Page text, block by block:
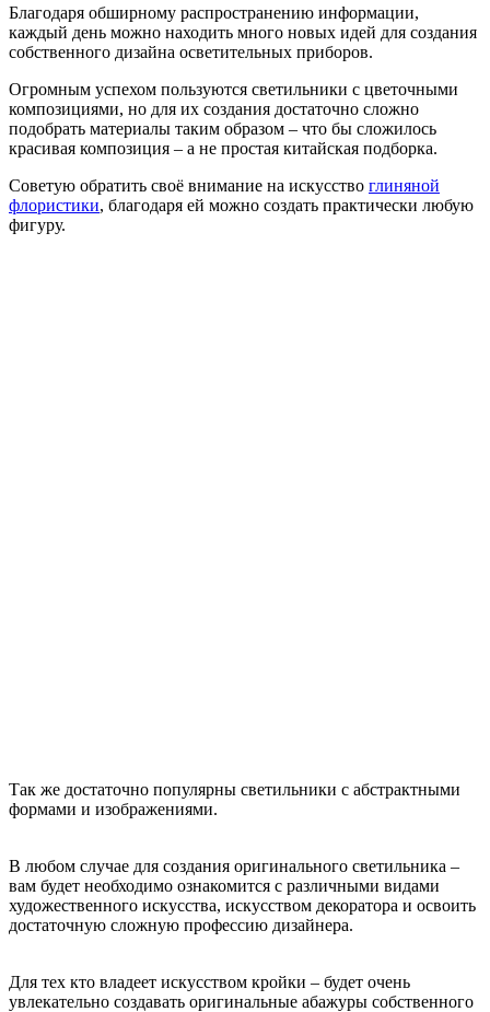
Благодаря обширному распространению информации,
каждый день можно находить много новых идей для создания
собственного дизайна осветительных приборов.
Огромным успехом пользуются светильники с цветочными
композициями, но для их создания достаточно сложно
подобрать материалы таким образом – что бы сложилось
красивая композиция – а не простая китайская подборка.
Советую обратить своё внимание на искусство глиняной
флористики, благодаря ей можно создать практически любую
фигуру.
Так же достаточно популярны светильники с абстрактными
формами и изображениями.
В любом случае для создания оригинального светильника –
вам будет необходимо ознакомится с различными видами
художественного искусства, искусством декоратора и освоить
достаточную сложную профессию дизайнера.
Для тех кто владеет искусством кройки – будет очень
увлекательно создавать оригинальные абажуры собственного